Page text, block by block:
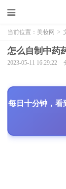
当前位置： 美妆网 >
怎么自制中药
2023-05-11 16:29:22
每日十分钟，看